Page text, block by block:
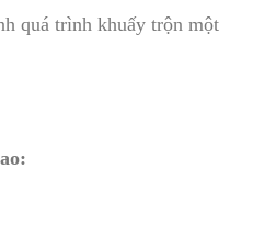
quá trình khuấy trộn một